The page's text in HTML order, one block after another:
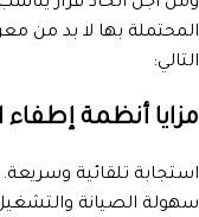
المحتملة بها لا بد من
التالي:
مزايا أنظمة إطفاء
استجابة تلقائية وسريعة.
سهولة الصيانة